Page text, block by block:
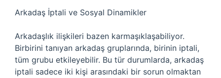
Arkadaş İptali ve Sosyal Dinamikler
Arkadaşlık ilişkileri bazen karmaşıklaşabiliyor.
Birbirini tanıyan arkadaş gruplarında, birinin iptali,
tüm grubu etkileyebilir. Bu tür durumlarda, arkadaş
iptali sadece iki kişi arasındaki bir sorun olmaktan